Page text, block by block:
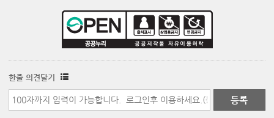
한줄 의견달기